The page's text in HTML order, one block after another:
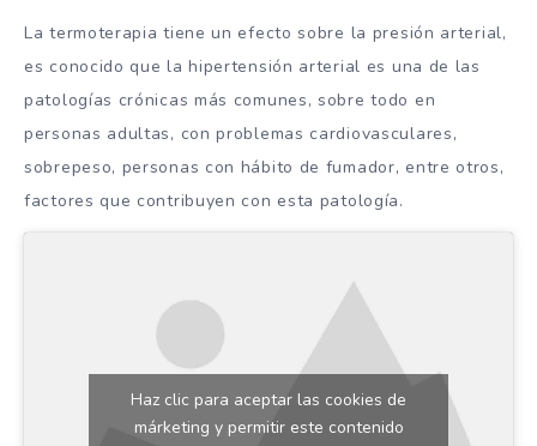
La termoterapia tiene un efecto sobre la presión arterial,
es conocido que la hipertensión arterial es una de las
patologías crónicas más comunes, sobre todo en
personas adultas, con problemas cardiovasculares,
sobrepeso, personas con hábito de fumador, entre otros,
factores que contribuyen con esta patología.
Haz clic para aceptar las cookies de
márketing y permitir este contenido